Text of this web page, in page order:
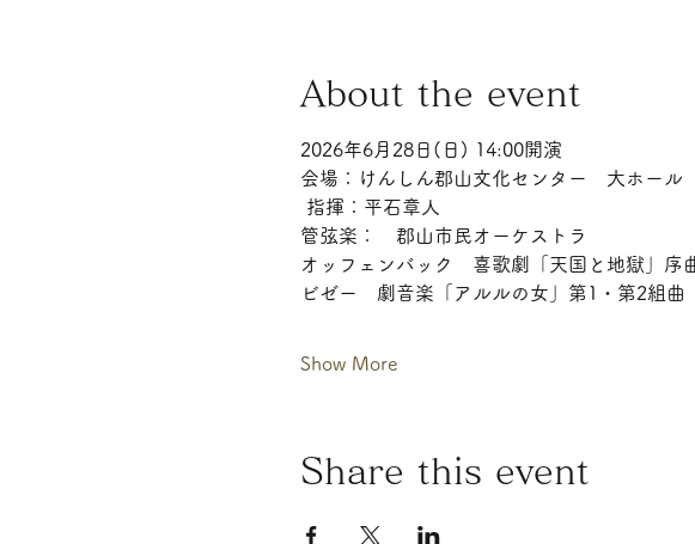
About the event
2026年6月28日(日) 14:00開演
会場：けんしん郡山文化センター　大ホール
指揮：平石章人
管弦楽：　郡山市民オーケストラ
オッフェンバック　喜歌劇「天国と地獄」序
ビゼー　劇音楽「アルルの女」第1・第2組曲
Show More
Share this event